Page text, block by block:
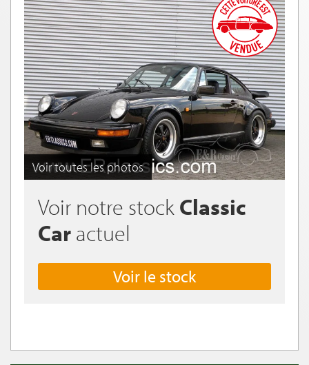
Voir toutes les photos
Voir notre stock Classic
Car actuel
Voir le stock